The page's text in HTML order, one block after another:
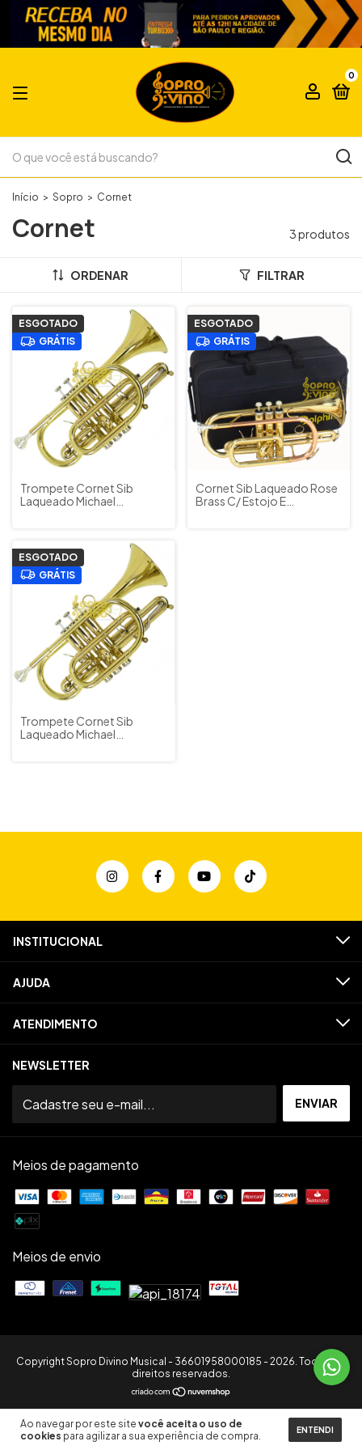
0
Ao navegar por este site você aceita o uso de
cookies para agilizar a sua experiência de compra. ENTENDI
Início > Sopro > Cornet
Cornet 3 produtos
ORDENAR FILTRAR
ESGOTADO
GRÁTIS
Trompete Cornet Sib
Laqueado Michael
ESGOTADO
GRÁTIS
Cornet Sib Laqueado Rose
Brass C/ Estojo E
ESGOTADO
GRÁTIS
Trompete Cornet Sib
Laqueado Michael
INSTITUCIONAL
AJUDA
ATENDIMENTO
NEWSLETTER
Meios de pagamento
Meios de envio
Copyright Sopro Divino Musical - 36601958000185 - 2026. Todos os
direitos reservados.